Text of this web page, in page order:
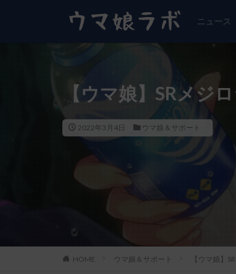
ニュース
【ウマ娘】SRメジ
2022年3月4日 ウマ娘＆サポート
HOME ウマ娘＆サポート 【ウマ娘】